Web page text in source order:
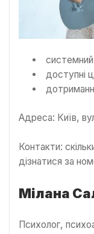
доступні
Адреса: Київ,
Контакти:
дізнатися за
Мілана
Психолог,